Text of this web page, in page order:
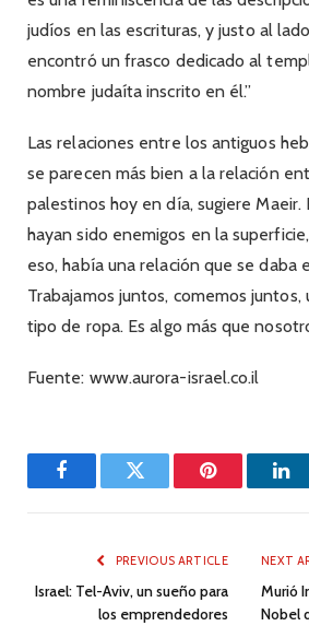
judíos en las escrituras, y justo al
encontró un frasco dedicado al
nombre judaíta inscrito en él.”
Las relaciones entre los antiguos
se parecen más bien a la relación
palestinos hoy en día, sugiere Maeir.
hayan sido enemigos en la
eso, había una relación que se daba
Trabajamos juntos, comemos juntos,
tipo de ropa. Es algo más que
Fuente: www.aurora-israel.co.il
FacebookTwitter Pinterest
PREVIOUS ARTICLE
Israel: Tel-Aviv, un sueño para
los emprendedores
NEXT
Murió
Nobel